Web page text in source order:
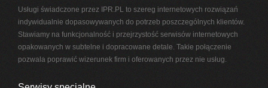
Usługi świadczone przez IPR.PL to szereg internetowych rozwiązań
indywidualnie dopasowywanych do potrzeb poszczególnych klientów.
Stawiamy na funkcjonalność i przejrzystość serwisów internetowych
opakowanych w subtelne i dopracowane detale. Takie połączenie
pozwala poprawić wizerunek firm i oferowanych przez nie usług.